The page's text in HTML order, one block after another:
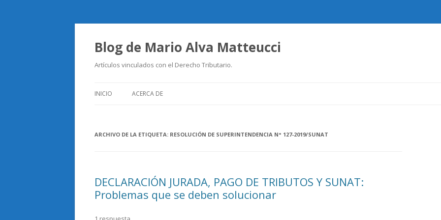
Blog de Mario Alva Matteucci
Artículos vinculados con el Derecho Tributario.
INICIO ACERCA DE
ARCHIVO DE LA ETIQUETA: RESOLUCIÓN DE SUPERINTENDENCIA N° 127-2019/SUNAT
DECLARACIÓN JURADA, PAGO DE TRIBUTOS Y SUNAT:
Problemas que se deben solucionar